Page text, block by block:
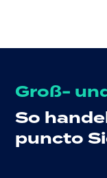
Groß-
So
puncto